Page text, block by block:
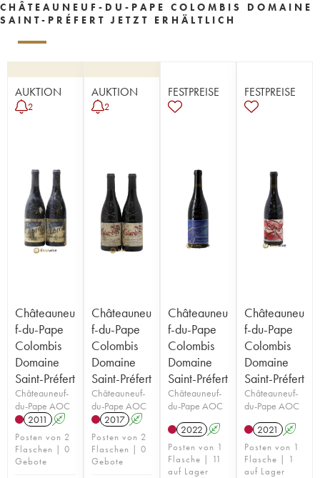
CHÂTEAUNEUF-DU-PAPE COLOMBIS DOMAINE
SAINT-PRÉFERT JETZT ERHÄLTLICH
AUKTION
2
Châteauneu
f-du-Pape
Colombis
Domaine
Saint-Préfert
Châteauneuf-
du-Pape AOC
2011
A
Posten von 2
Flaschen | 0
Gebote
AUKTION
2
Châteauneu
f-du-Pape
Colombis
Domaine
Saint-Préfert
Châteauneuf-
du-Pape AOC
2017 A
Posten von 2
Flaschen | 0
Gebote
FESTPREISE
Châteauneu
f-du-Pape
Colombis
Domaine
Saint-Préfert
Châteauneuf-
du-Pape AOC
2022 A
Posten von 1
Flasche | 11
auf Lager
FESTPREISE
Châteauneu
f-du-Pape
Colombis
Domaine
Saint-Préfert
Châteauneuf-
du-Pape AOC
2021
A
Posten von 1
Flasche | 1
auf Lager